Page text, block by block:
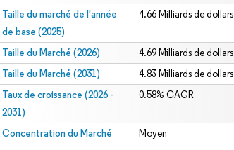
Taille du marché de l'année
de base (2025)
4.66 Milliards de dollars
Taille du Marché (2026) 4.69 Milliards de dollars
Taille du Marché (2031) 4.83 Milliards de dollars
Taux de croissance (2026 -
2031)
0.58% CAGR
Concentration du Marché Moyen
une attribution sous CC BY 4.0.